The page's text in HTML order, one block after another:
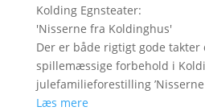
Kolding Egnsteater:
'Nisserne fra Koldinghus'
Der er både rigtigt gode takter
spillemæssige forbehold i
julefamilieforestilling
Læs mere